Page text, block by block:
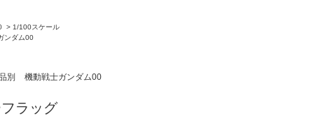
> 1/100スケール
ンダム00
別 機動戦士ガンダム00
ラッグ